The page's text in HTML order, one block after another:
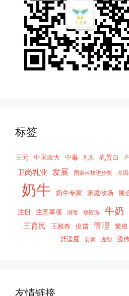
标签
三元 中国农大 中毒 乳头 乳蛋白
卫岗乳业 发展 国家科技进步奖 基
奶牛 奶牛专家 家庭牧场 展
注册 注意事项 消毒 热应激 牛奶
王育民 王雅春 疫苗 管理 繁殖
舒适度 要素 规划 遗
友情链接